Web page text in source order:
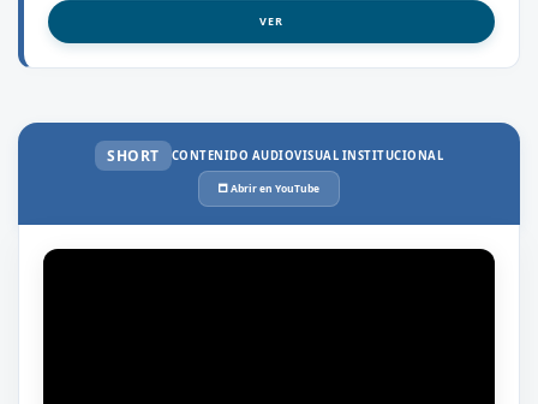
VER
SHORT CONTENIDO AUDIOVISUAL INSTITUCIONAL
🗖 Abrir en YouTube